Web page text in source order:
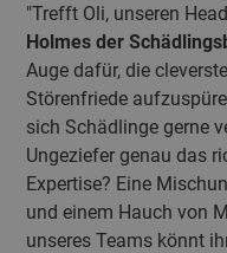
"Trefft Oli, unseren
Holmes der
Auge dafür, die
Störenfriede
sich Schädlinge gerne
Ungeziefer genau das
Expertise? Eine
und einem Hauch von
unseres Teams könnt